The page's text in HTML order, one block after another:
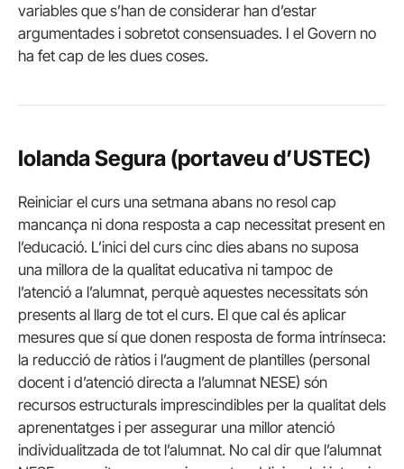
variables que s’han de considerar han d’estar
argumentades i sobretot consensuades. I el Govern no
ha fet cap de les dues coses.
Iolanda Segura (portaveu d’USTEC)
Reiniciar el curs una setmana abans no resol cap
mancança ni dona resposta a cap necessitat present en
l’educació. L’inici del curs cinc dies abans no suposa
una millora de la qualitat educativa ni tampoc de
l’atenció a l’alumnat, perquè aquestes necessitats són
presents al llarg de tot el curs. El que cal és aplicar
mesures que sí que donen resposta de forma intrínseca:
la reducció de ràtios i l’augment de plantilles (personal
docent i d’atenció directa a l’alumnat NESE) són
recursos estructurals imprescindibles per la qualitat dels
aprenentatges i per assegurar una millor atenció
individualitzada de tot l’alumnat. No cal dir que l’alumnat